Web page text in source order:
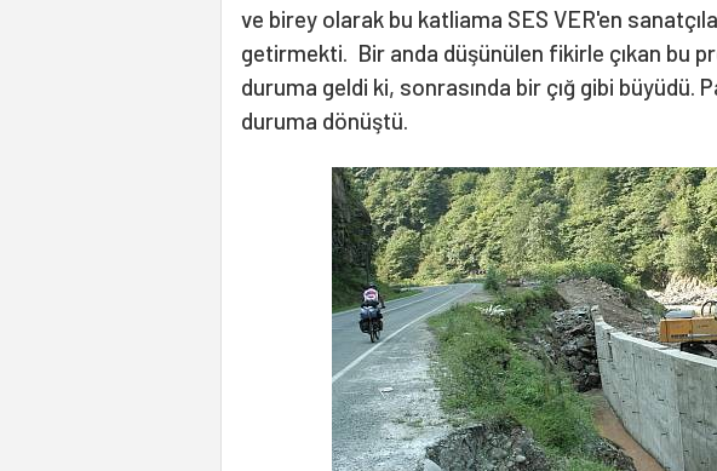
ve birey olarak bu katliama SES VER'en
getirmekti. Bir anda düşünülen fikirle çıkan bu
duruma geldi ki, sonrasında bir çığ gibi büyüdü.
duruma dönüştü.